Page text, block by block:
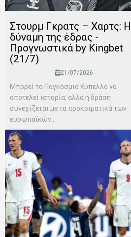
Στουρμ Γκρατς – Χαρτς: Η
δύναμη της έδρας -
Προγνωστικά by Kingbet
(21/7)
21/07/2026
Μπορεί το Παγκόσμιο Κύπελλο να
αποτελεί ιστορία, αλλά η δράση
συνεχίζεται με τα προκριματικά των
ευρωπαϊκών...